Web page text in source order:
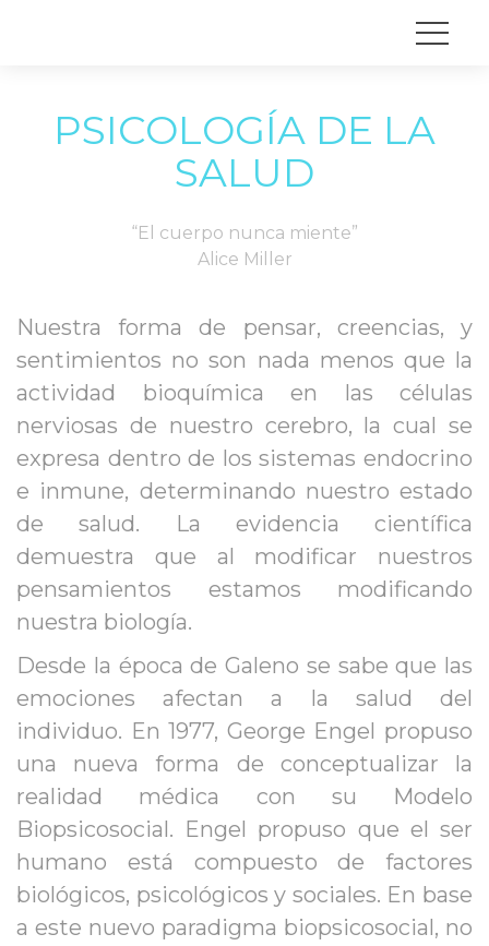
PSICOLOGÍA DE LA
SALUD
“El cuerpo nunca miente”
Alice Miller
Nuestra forma de pensar, creencias, y
entimientos no son nada menos que la
actividad bioquímica en las células
nerviosas de nuestro cerebro, la cual se
expresa dentro de los sistemas endocrino
e inmune, determinando nuestro estado
de salud. La evidencia científica
demuestra que al modificar nuestros
pensamientos estamos modificando
nuestra biología.
Desde la época de Galeno se sabe que las
emociones afectan a la salud del
individuo. En 1977, George Engel propuso
una nueva forma de conceptualizar la
realidad médica con su Modelo
Biopsicosocial. Engel propuso que el ser
humano está compuesto de factores
biológicos, psicológicos y sociales. En base
a este nuevo paradigma biopsicosocial, no